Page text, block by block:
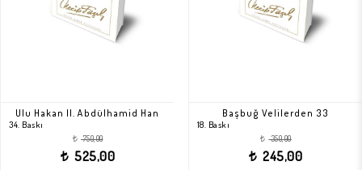
Ulu Hakan II. Abdülhamid Han
34. Baskı
t
750,00
t
525,00
Başbuğ Velilerden 33
18. Baskı
t
350,00
t
245,00